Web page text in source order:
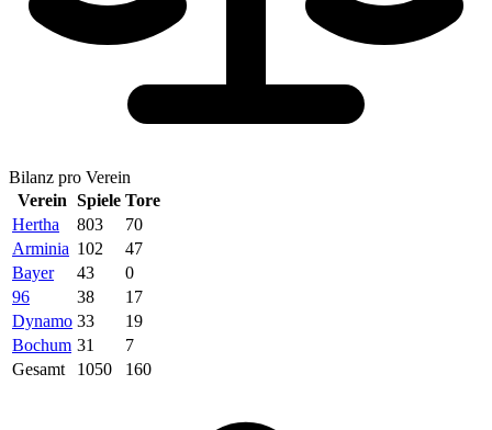
Bilanz pro Verein
Verein Spiele Tore
Hertha
803
70
Arminia 102
47
Bayer
43
0
96
38
17
Dynamo 33
19
Bochum 31
7
Gesamt
1050 160